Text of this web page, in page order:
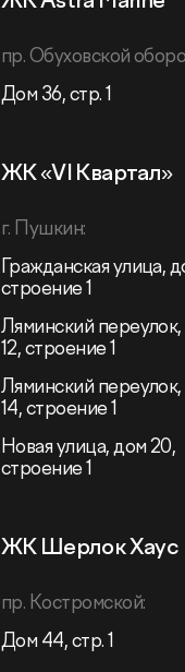
пр. Обуховской
Дом 36, стр. 1
ЖК «VI Квартал»
г. Пушкин:
Гражданская улица,
строение 1
Ляминский
12, строение 1
Ляминский
14, строение 1
Новая улица, дом 20,
строение 1
ЖК Шерлок Хаус
пр. Костромской:
Дом 44, стр. 1